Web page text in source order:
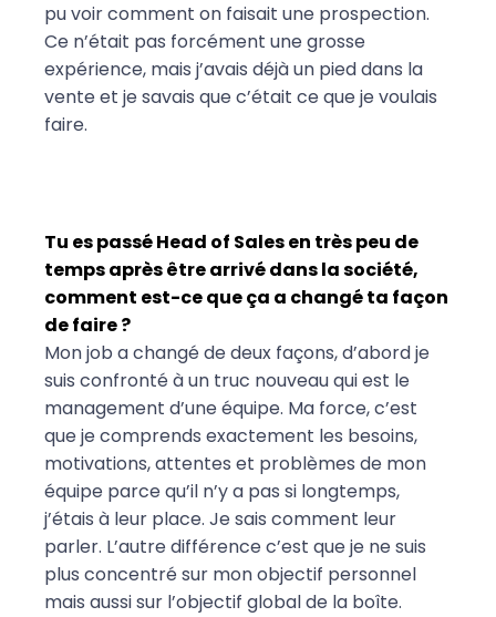
pu voir comment on faisait une prospection.
Ce n’était pas forcément une grosse
expérience, mais j’avais déjà un pied dans la
vente et je savais que c’était ce que je voulais
faire.
Tu es passé Head of Sales en très peu de
temps après être arrivé dans la société,
comment est-ce que ça a changé ta façon
de faire ?
Mon job a changé de deux façons, d’abord je
suis confronté à un truc nouveau qui est le
management d’une équipe. Ma force, c’est
que je comprends exactement les besoins,
motivations, attentes et problèmes de mon
équipe parce qu’il n’y a pas si longtemps,
j’étais à leur place. Je sais comment leur
parler. L’autre différence c’est que je ne suis
plus concentré sur mon objectif personnel
mais aussi sur l’objectif global de la boîte.